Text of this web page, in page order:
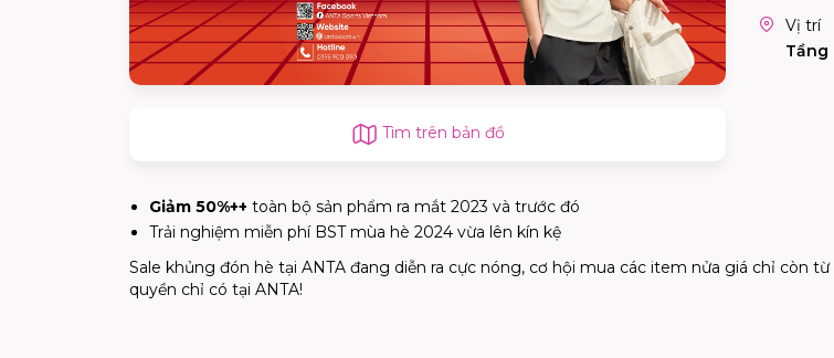
Tìm trên bản đồ
Vị trí
Tầng
Giảm 50%++ toàn bộ sản phẩm ra mắt 2023 và trước đó
Trải nghiệm miễn phí BST mùa hè 2024 vừa lên kín kệ
Sale khủng đón hè tại ANTA đang diễn ra cực nóng, cơ hội mua các item nửa giá chỉ còn
quyền chỉ có tại ANTA!